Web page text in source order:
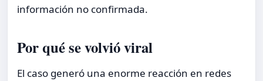
información no confirmada.
Por qué se volvió viral
El caso generó una enorme reacción en redes